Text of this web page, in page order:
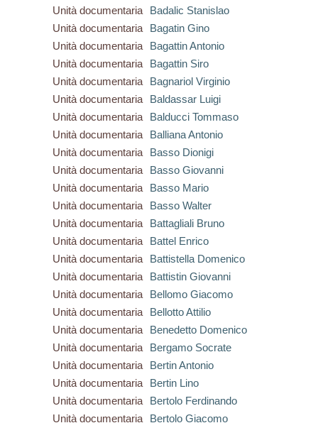
Unità documentaria
Badalic Stanislao
Unità documentaria
Bagatin Gino
Unità documentaria
Bagattin Antonio
Unità documentaria
Bagattin Siro
Unità documentaria
Bagnariol Virginio
Unità documentaria
Baldassar Luigi
Unità documentaria
Balducci Tommaso
Unità documentaria
Balliana Antonio
Unità documentaria
Basso Dionigi
Unità documentaria
Basso Giovanni
Unità documentaria
Basso Mario
Unità documentaria
Basso Walter
Unità documentaria
Battagliali Bruno
Unità documentaria
Battel Enrico
Unità documentaria
Battistella Domenico
Unità documentaria
Battistin Giovanni
Unità documentaria
Bellomo Giacomo
Unità documentaria
Bellotto Attilio
Unità documentaria
Benedetto Domenico
Unità documentaria
Bergamo Socrate
Unità documentaria
Bertin Antonio
Unità documentaria
Bertin Lino
Unità documentaria
Bertolo Ferdinando
Unità documentaria
Bertolo Giacomo